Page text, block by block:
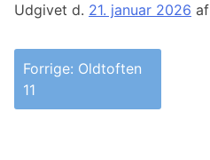
Udgivet d. 21. januar 2026 af
Indlægsnavigation
Forrige: Oldtoften
11